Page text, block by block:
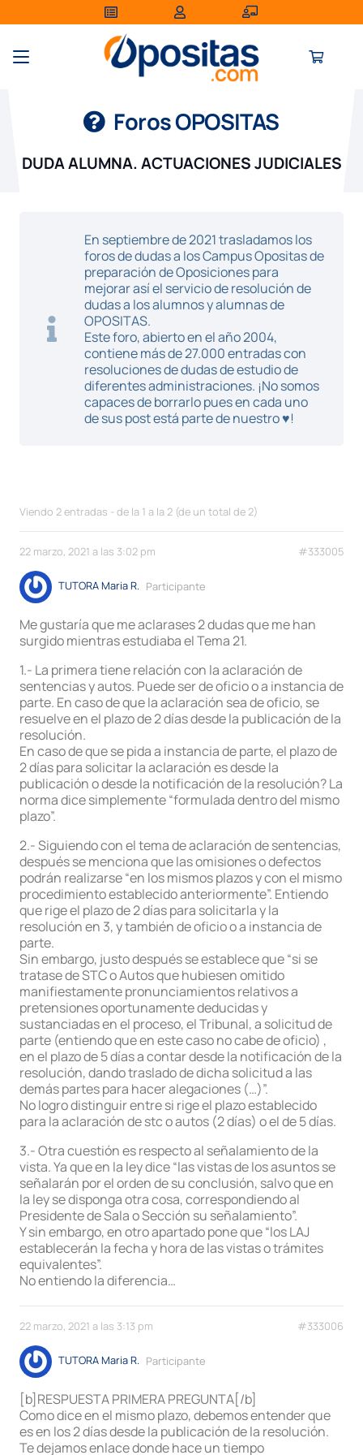
Foros OPOSITAS
DUDA ALUMNA. ACTUACIONES JUDICIALES
En septiembre de 2021 trasladamos los
foros de dudas a los Campus Opositas de
preparación de Oposiciones para
mejorar así el servicio de resolución de
dudas a los alumnos y alumnas de
OPOSITAS.
Este foro, abierto en el año 2004,
contiene más de 27.000 entradas con
resoluciones de dudas de estudio de
diferentes administraciones. ¡No somos
capaces de borrarlo pues en cada uno
de sus post está parte de nuestro ♥!
Viendo 2 entradas - de la 1 a la 2 (de un total de 2)
22 marzo, 2021 a las 3:02 pm #333005
TUTORA Maria R. Participante
Me gustaría que me aclarases 2 dudas que me han
surgido mientras estudiaba el Tema 21.
1.- La primera tiene relación con la aclaración de
sentencias y autos. Puede ser de oficio o a instancia de
parte. En caso de que la aclaración sea de oficio, se
resuelve en el plazo de 2 días desde la publicación de la
resolución.
En caso de que se pida a instancia de parte, el plazo de
2 días para solicitar la aclaración es desde la
publicación o desde la notificación de la resolución? La
norma dice simplemente “formulada dentro del mismo
plazo”.
2.- Siguiendo con el tema de aclaración de sentencias,
después se menciona que las omisiones o defectos
podrán realizarse “en los mismos plazos y con el mismo
procedimiento establecido anteriormente”. Entiendo
que rige el plazo de 2 días para solicitarla y la
resolución en 3, y también de oficio o a instancia de
parte.
Sin embargo, justo después se establece que “si se
tratase de STC o Autos que hubiesen omitido
manifiestamente pronunciamientos relativos a
pretensiones oportunamente deducidas y
sustanciadas en el proceso, el Tribunal, a solicitud de
parte (entiendo que en este caso no cabe de oficio) ,
en el plazo de 5 días a contar desde la notificación de la
resolución, dando traslado de dicha solicitud a las
demás partes para hacer alegaciones (…)”.
No logro distinguir entre si rige el plazo establecido
para la aclaración de stc o autos (2 días) o el de 5 días.
3.- Otra cuestión es respecto al señalamiento de la
vista. Ya que en la ley dice “las vistas de los asuntos se
señalarán por el orden de su conclusión, salvo que en
la ley se disponga otra cosa, correspondiendo al
Presidente de Sala o Sección su señalamiento”.
Y sin embargo, en otro apartado pone que “los LAJ
establecerán la fecha y hora de las vistas o trámites
equivalentes”.
No entiendo la diferencia…
22 marzo, 2021 a las 3:13 pm #333006
TUTORA Maria R. Participante
[b]RESPUESTA PRIMERA PREGUNTA[/b]
Como dice en el mismo plazo, debemos entender que
es en los 2 días desde la publicación de la resolución.
Te dejamos enlace donde hace un tiempo